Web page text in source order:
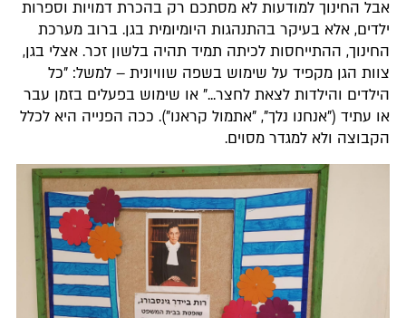
אבל החינוך למודעות לא מסתכם רק בהכרת דמויות וספרות
ילדים, אלא בעיקר בהתנהגות היומיומית בגן. ברוב מערכת
החינוך, ההתייחסות לכיתה תמיד תהיה בלשון זכר. אצלי בגן,
צוות הגן מקפיד על שימוש בשפה שוויונית – למשל: "כל
הילדים והילדות לצאת לחצר..." או שימוש בפעלים בזמן עבר
או עתיד ("אנחנו נלך", "אתמול קראנו"). ככה הפנייה היא לכלל
הקבוצה ולא למגדר מסוים.